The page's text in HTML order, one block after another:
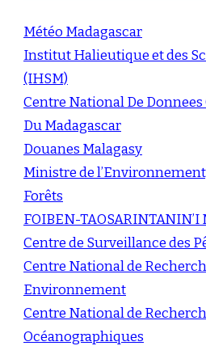
Météo Madagascar
Institut Halieutique et des
(IHSM)
Centre National De
Du Madagascar
Douanes Malagasy
Ministre de
Forêts
FOIBEN-TAOSARINTANIN’I
Centre de Surveillance des
Centre National de
Environnement
Centre National de
Océanographiques